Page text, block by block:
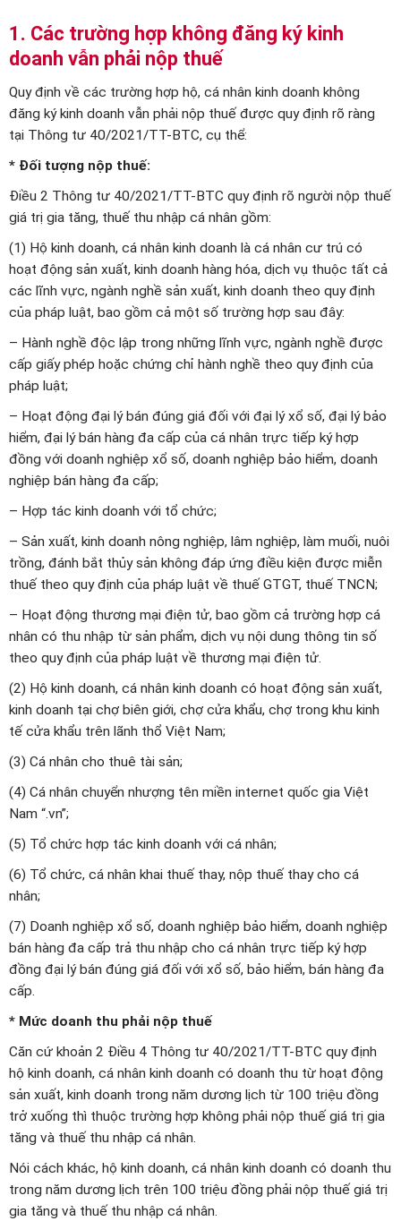
1. Các trường hợp không đăng ký kinh
doanh vẫn phải nộp thuế
Quy định về các trường hợp hộ, cá nhân kinh doanh không
đăng ký kinh doanh vẫn phải nộp thuế được quy định rõ ràng
tại Thông tư 40/2021/TT-BTC, cụ thể:
* Đối tượng nộp thuế:
Điều 2 Thông tư 40/2021/TT-BTC quy định rõ người nộp thuế
giá trị gia tăng, thuế thu nhập cá nhân gồm:
(1) Hộ kinh doanh, cá nhân kinh doanh là cá nhân cư trú có
hoạt động sản xuất, kinh doanh hàng hóa, dịch vụ thuộc tất cả
các lĩnh vực, ngành nghề sản xuất, kinh doanh theo quy định
của pháp luật, bao gồm cả một số trường hợp sau đây:
– Hành nghề độc lập trong những lĩnh vực, ngành nghề được
cấp giấy phép hoặc chứng chỉ hành nghề theo quy định của
pháp luật;
– Hoạt động đại lý bán đúng giá đối với đại lý xổ số, đại lý bảo
hiểm, đại lý bán hàng đa cấp của cá nhân trực tiếp ký hợp
đồng với doanh nghiệp xổ số, doanh nghiệp bảo hiểm, doanh
nghiệp bán hàng đa cấp;
– Hợp tác kinh doanh với tổ chức;
– Sản xuất, kinh doanh nông nghiệp, lâm nghiệp, làm muối, nuôi
trồng, đánh bắt thủy sản không đáp ứng điều kiện được miễn
thuế theo quy định của pháp luật về thuế GTGT, thuế TNCN;
– Hoạt động thương mại điện tử, bao gồm cả trường hợp cá
nhân có thu nhập từ sản phẩm, dịch vụ nội dung thông tin số
theo quy định của pháp luật về thương mại điện tử.
(2) Hộ kinh doanh, cá nhân kinh doanh có hoạt động sản xuất,
kinh doanh tại chợ biên giới, chợ cửa khẩu, chợ trong khu kinh
tế cửa khẩu trên lãnh thổ Việt Nam;
(3) Cá nhân cho thuê tài sản;
(4) Cá nhân chuyển nhượng tên miền internet quốc gia Việt
Nam “.vn”;
(5) Tổ chức hợp tác kinh doanh với cá nhân;
(6) Tổ chức, cá nhân khai thuế thay, nộp thuế thay cho cá
nhân;
(7) Doanh nghiệp xổ số, doanh nghiệp bảo hiểm, doanh nghiệp
bán hàng đa cấp trả thu nhập cho cá nhân trực tiếp ký hợp
đồng đại lý bán đúng giá đối với xổ số, bảo hiểm, bán hàng đa
cấp.
* Mức doanh thu phải nộp thuế
Căn cứ khoản 2 Điều 4 Thông tư 40/2021/TT-BTC quy định
hộ kinh doanh, cá nhân kinh doanh có doanh thu từ hoạt động
sản xuất, kinh doanh trong năm dương lịch từ 100 triệu đồng
trở xuống thì thuộc trường hợp không phải nộp thuế giá trị gia
tăng và thuế thu nhập cá nhân.
Nói cách khác, hộ kinh doanh, cá nhân kinh doanh có doanh thu
trong năm dương lịch trên 100 triệu đồng phải nộp thuế giá trị
gia tăng và thuế thu nhập cá nhân.